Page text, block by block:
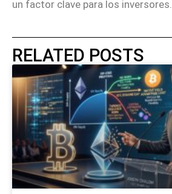
un factor clave para los inversores.
RELATED POSTS